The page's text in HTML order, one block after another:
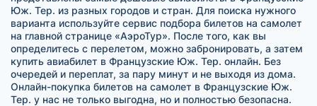
Юж. Тер. из разных городов и стран. Для поиска нужного
варианта используйте сервис подбора билетов на самолет
на главной странице «АэроТур». После того, как вы
определитесь с перелетом, можно забронировать, а затем
купить авиабилет в Французские Юж. Тер. онлайн. Без
очередей и переплат, за пару минут и не выходя из дома.
Онлайн-покупка билетов на самолет в Французские Юж.
Тер. у нас не только выгодна, но и полностью безопасна.